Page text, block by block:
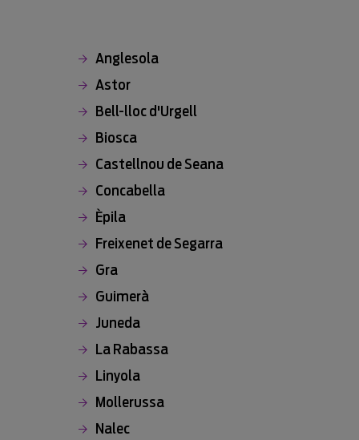
Anglesola
Astor
Bell-lloc d'Urgell
Biosca
Castellnou de Seana
Concabella
Èpila
Freixenet de Segarra
Gra
Guimerà
Juneda
La Rabassa
Linyola
Mollerussa
Nalec